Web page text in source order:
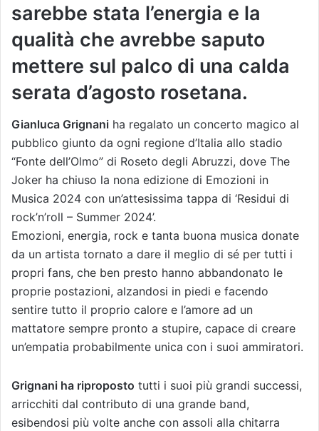
sarebbe stata l’energia e la
qualità che avrebbe saputo
mettere sul palco di una calda
serata d’agosto rosetana.
Gianluca Grignani ha regalato un concerto magico al
pubblico giunto da ogni regione d’Italia allo stadio
“Fonte dell’Olmo” di Roseto degli Abruzzi, dove The
Joker ha chiuso la nona edizione di Emozioni in
Musica 2024 con un’attesissima tappa di ‘Residui di
rock’n’roll – Summer 2024’.
Emozioni, energia, rock e tanta buona musica donate
da un artista tornato a dare il meglio di sé per tutti i
propri fans, che ben presto hanno abbandonato le
proprie postazioni, alzandosi in piedi e facendo
sentire tutto il proprio calore e l’amore ad un
mattatore sempre pronto a stupire, capace di creare
un’empatia probabilmente unica con i suoi ammiratori.
Grignani ha riproposto tutti i suoi più grandi successi,
arricchiti dal contributo di una grande band,
esibendosi più volte anche con assoli alla chitarra